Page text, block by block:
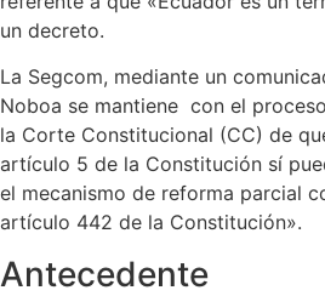
un decreto.
La Segcom, mediante un
Noboa se mantiene con el
la Corte Constitucional (CC) de
artículo 5 de la Constitución sí
el mecanismo de reforma parcial
artículo 442 de la Constitución».
Antecedente